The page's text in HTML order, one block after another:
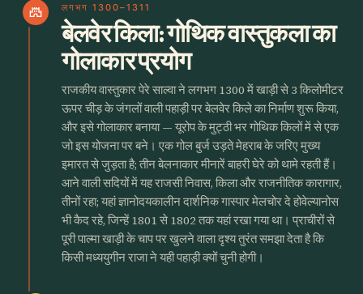
castle लगभग 1300–1311
बेलवेर किला: गोथिक वास्तुकला का
गोलाकार प्रयोग
राजकीय वास्तुकार पेरे साल्वा ने लगभग 1300 में खाड़ी से 3 किलोमीटर
ऊपर चीड़ के जंगलों वाली पहाड़ी पर बेलवेर किले का निर्माण शुरू किया,
और इसे गोलाकार बनाया — यूरोप के मुट्ठी भर गोथिक किलों में से एक
जो इस योजना पर बने। एक गोल बुर्ज उड़ते मेहराब के जरिए मुख्य
इमारत से जुड़ता है; तीन बेलनाकार मीनारें बाहरी घेरे को थामे रहती हैं।
आने वाली सदियों में यह राजसी निवास, किला और राजनीतिक कारागार,
तीनों रहा; यहां ज्ञानोदयकालीन दार्शनिक गास्पार मेलचोर दे होवेल्यानोस
भी कैद रहे, जिन्हें 1801 से 1802 तक यहां रखा गया था। प्राचीरों से
पूरी पाल्मा खाड़ी के चाप पर खुलने वाला दृश्य तुरंत समझा देता है कि
किसी मध्ययुगीन राजा ने यही पहाड़ी क्यों चुनी होगी।